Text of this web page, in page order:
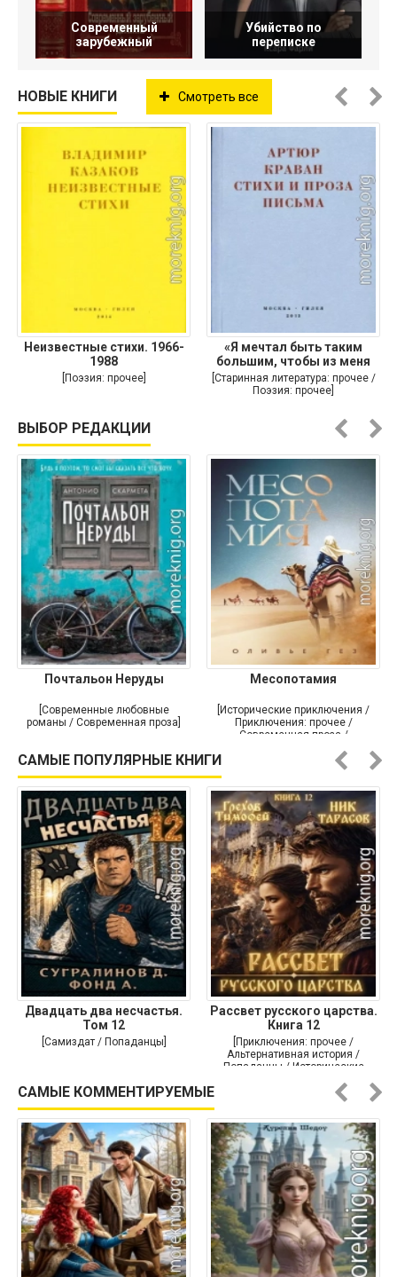
Современный
зарубежный
Убийство по
переписке
НОВЫЕ КНИГИ Смотреть все
Неизвестные стихи. 1966-
1988
[Поэзия: прочее]
«Я мечтал быть таким
большим, чтобы из меня
[Старинная литература: прочее /
Поэзия: прочее]
ВЫБОР РЕДАКЦИИ
Почтальон Неруды
[Современные любовные
романы / Современная проза]
Месопотамия
[Исторические приключения /
Приключения: прочее /
Современная проза /
САМЫЕ ПОПУЛЯРНЫЕ КНИГИ
Двадцать два несчастья.
Том 12
[Самиздат / Попаданцы]
Рассвет русского царства.
Книга 12
[Приключения: прочее /
Альтернативная история /
Попаданцы / Исторические
САМЫЕ КОММЕНТИРУЕМЫЕ